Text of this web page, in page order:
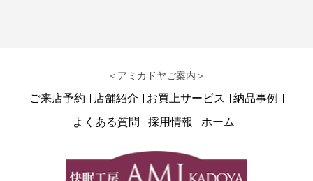
＜アミカドヤご案内＞
ご来店予約 店舗紹介 お買上サービス
納品事例
よくある質問
採用情報 ホーム